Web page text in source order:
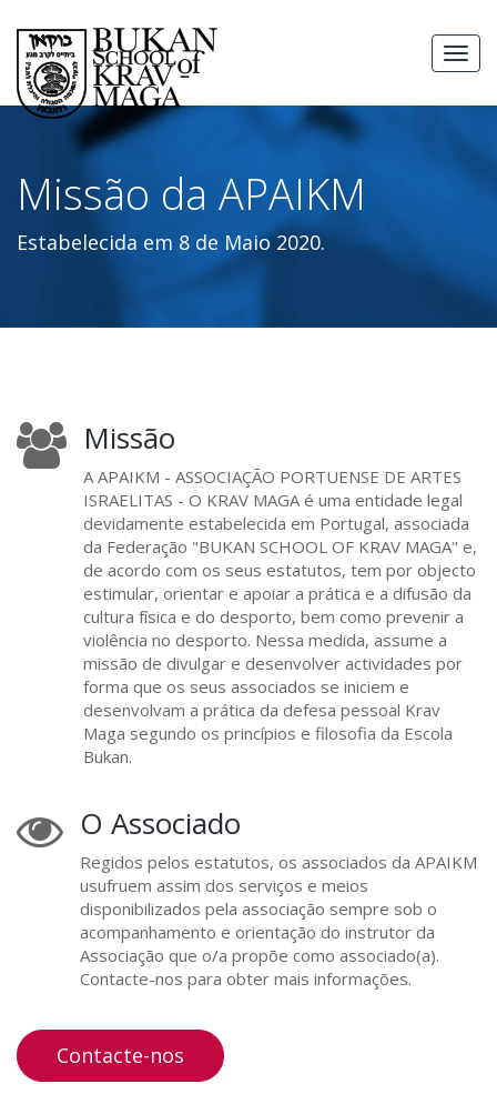
content
Missão da APAIKM
Estabelecida em 8 de Maio 2020.
Missão
A APAIKM - ASSOCIAÇÃO PORTUENSE DE ARTES
ISRAELITAS - O KRAV MAGA é uma entidade legal
devidamente estabelecida em Portugal, associada
da Federação "BUKAN SCHOOL OF KRAV MAGA" e,
de acordo com os seus estatutos, tem por objecto
estimular, orientar e apoiar a prática e a difusão da
cultura física e do desporto, bem como prevenir a
violência no desporto. Nessa medida, assume a
missão de divulgar e desenvolver actividades por
forma que os seus associados se iniciem e
desenvolvam a prática da defesa pessoal Krav
Maga segundo os princípios e filosofia da Escola
Bukan.
O Associado
Regidos pelos estatutos, os associados da APAIKM
usufruem assim dos serviços e meios
disponibilizados pela associação sempre sob o
acompanhamento e orientação do instrutor da
Associação que o/a propõe como associado(a).
Contacte-nos para obter mais informações.
Contacte-nos